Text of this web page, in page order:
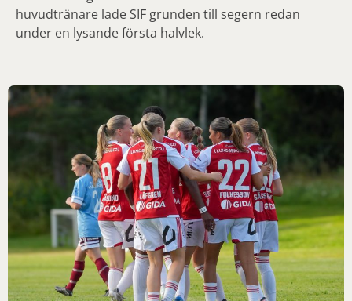
huvudtränare lade SIF grunden till segern redan
under en lysande första halvlek.